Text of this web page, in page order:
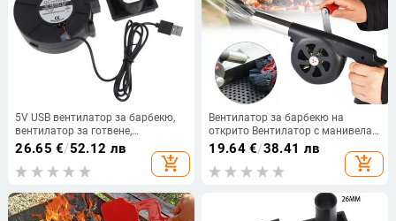
5V USB вентилатор за барбекю,
вентилатор за готвене,
вентилатор за готвене,
вентилатор за пушене, дървени
въглища, вентилатор за барбекю,
DC9733 2800rpm GXMA
26.65 €/52.12 лв
add_shopping_cart
Вентилатор за барбекю на
открито Вентилатор с манивела
Преносим грил за барбекю
Огнени мехове Инструменти
Пикник Аксесоари за къмпинг
19.64€/38.41 лв
add_shopping_cart